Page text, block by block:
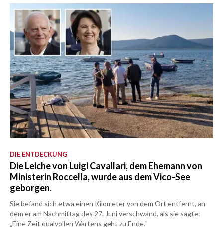
DIE ENTDECKUNG
Die Leiche von Luigi Cavallari, dem Ehemann von
Ministerin Roccella, wurde aus dem Vico-See
geborgen.
Sie befand sich etwa einen Kilometer von dem Ort entfernt, an
dem er am Nachmittag des 27. Juni verschwand, als sie sagte:
„Eine Zeit qualvollen Wartens geht zu Ende.“